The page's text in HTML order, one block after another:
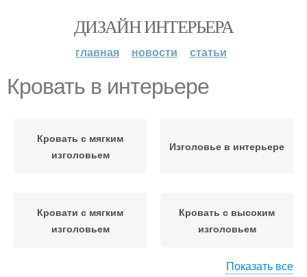
ДИЗАЙН ИНТЕРЬЕРА
главная новости статьи
Кровать в интерьере
Кровать с мягким
изголовьем
Изголовье в интерьере
Кровати с мягким
изголовьем
Кровать с высоким
изголовьем
Показать все